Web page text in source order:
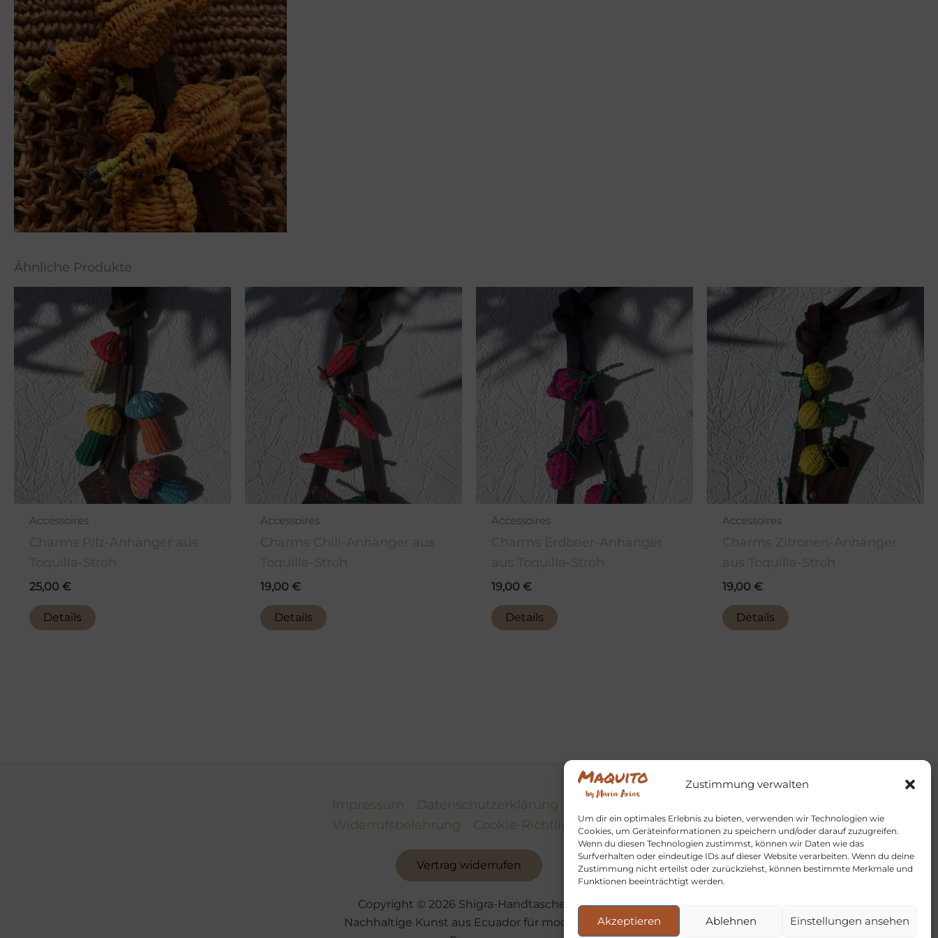
Zustimmung verwalten
Um dir ein optimales Erlebnis zu bieten, verwenden wir Technologien wie
Cookies, um Geräteinformationen zu speichern und/oder darauf zuzugreifen.
Wenn du diesen Technologien zustimmst, können wir Daten wie das
Surfverhalten oder eindeutige IDs auf dieser Website verarbeiten. Wenn du deine
Zustimmung nicht erteilst oder zurückziehst, können bestimmte Merkmale und
Funktionen beeinträchtigt werden.
Akzeptieren Ablehnen Einstellungen ansehen
Ähnliche Produkte
Accessoires
Charms Pilz-Anhänger aus
Toquilla-Stroh
25,00 €
Details
Accessoires
Charms Chili-Anhänger aus
Toquilla-Stroh
19,00 €
Details
Accessoires
Charms Erdbeer-Anhänger
aus Toquilla-Stroh
19,00 €
Details
Accessoires
Charms Zitronen-Anhänger
aus Toquilla-Stroh
19,00 €
Details
Impressum Datenschutzerklärung
Widerrufsbelehrung
Cookie-Richtlinie (EU)
Vertrag widerrufen
Copyright © 2026 Shigra-Handtaschen |
Nachhaltige Kunst aus Ecuador für moderne